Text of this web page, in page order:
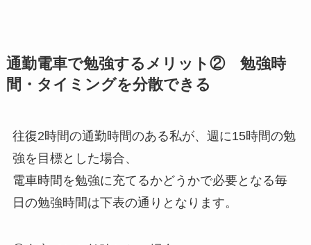
通勤電車で勉強するメリット② 勉強時
間・タイミングを分散できる
往復2時間の通勤時間のある私が、週に15時間の勉
強を目標とした場合、
電車時間を勉強に充てるかどうかで必要となる毎
日の勉強時間は下表の通りとなります。